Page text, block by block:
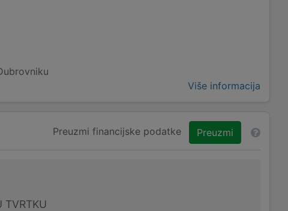
Više informacija
Preuzmi financijske podatke Preuzmi
TVRTKU